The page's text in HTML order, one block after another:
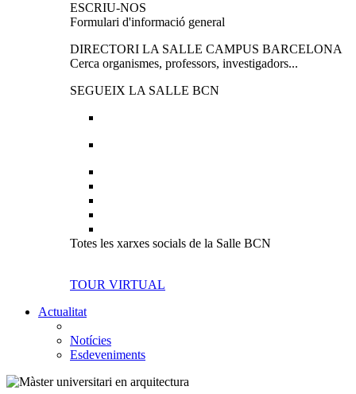
ESCRIU-NOS
Formulari d'informació general
DIRECTORI LA SALLE CAMPUS BARCELONA
Cerca organismes, professors, investigadors...
SEGUEIX LA SALLE BCN
Totes les xarxes socials de la Salle BCN
TOUR VIRTUAL
Actualitat
Notícies
Esdeveniments